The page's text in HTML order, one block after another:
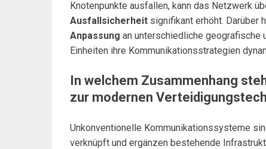
Knotenpunkte ausfallen, kann das Netzwerk
Ausfallsicherheit signifikant erhöht. Darüber
Anpassung an unterschiedliche geografische
Einheiten ihre Kommunikationsstrategien
In welchem Zusammenhang
zur modernen
Unkonventionelle Kommunikationssysteme
verknüpft und ergänzen bestehende